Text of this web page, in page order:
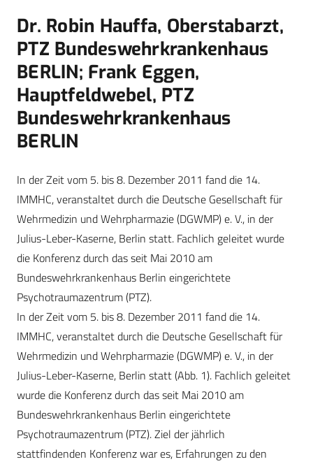
Dr. Robin Hauffa, Oberstabarzt,
PTZ Bundeswehrkrankenhaus
BERLIN; Frank Eggen,
Hauptfeldwebel, PTZ
Bundeswehrkrankenhaus
BERLIN
In der Zeit vom 5. bis 8. Dezember 2011 fand die 14.
IMMHC, veranstaltet durch die Deutsche Gesellschaft für
Wehrmedizin und Wehrpharmazie (DGWMP) e. V., in der
Julius-Leber-Kaserne, Berlin statt. Fachlich geleitet wurde
die Konferenz durch das seit Mai 2010 am
Bundeswehrkrankenhaus Berlin eingerichtete
Psychotraumazentrum (PTZ).
In der Zeit vom 5. bis 8. Dezember 2011 fand die 14.
IMMHC, veranstaltet durch die Deutsche Gesellschaft für
Wehrmedizin und Wehrpharmazie (DGWMP) e. V., in der
Julius-Leber-Kaserne, Berlin statt (Abb. 1). Fachlich geleitet
wurde die Konferenz durch das seit Mai 2010 am
Bundeswehrkrankenhaus Berlin eingerichtete
Psychotraumazentrum (PTZ). Ziel der jährlich
stattfindenden Konferenz war es, Erfahrungen zu den